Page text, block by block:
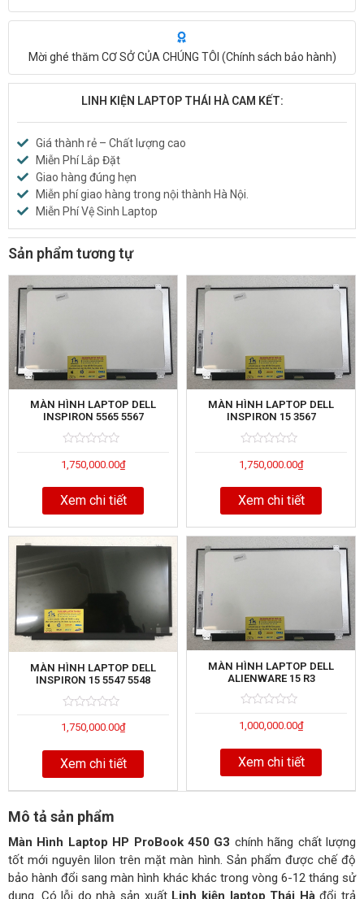
Mời ghé thăm CƠ SỞ CỦA CHÚNG TÔI (Chính sách bảo hành)
LINH KIỆN LAPTOP THÁI HÀ CAM KẾT:
Giá thành rẻ – Chất lượng cao
Miễn Phí Lắp Đặt
Giao hàng đúng hẹn
Miễn phí giao hàng trong nội thành Hà Nội.
Miễn Phí Vệ Sinh Laptop
Sản phẩm tương tự
MÀN HÌNH LAPTOP DELL
INSPIRON 5565 5567
0
of
1,750,000.00₫
Xem chi tiết
MÀN HÌNH LAPTOP DELL
INSPIRON 15 3567
0
of
1,750,000.00₫
Xem chi tiết
MÀN HÌNH LAPTOP DELL
INSPIRON 15 5547 5548
0
of
1,750,000.00₫
Xem chi tiết
MÀN HÌNH LAPTOP DELL
ALIENWARE 15 R3
0
of
1,000,000.00₫
Xem chi tiết
Mô tả sản phẩm
Màn Hình Laptop HP ProBook 450 G3 chính hãng chất lượng
tốt mới nguyên lilon trên mặt màn hình. Sản phẩm được chế độ
bảo hành đổi sang màn hình khác khác trong vòng 6-12 tháng sử
dụng. Có lỗi do nhà sản xuất Linh kiện laptop Thái Hàđổi trả